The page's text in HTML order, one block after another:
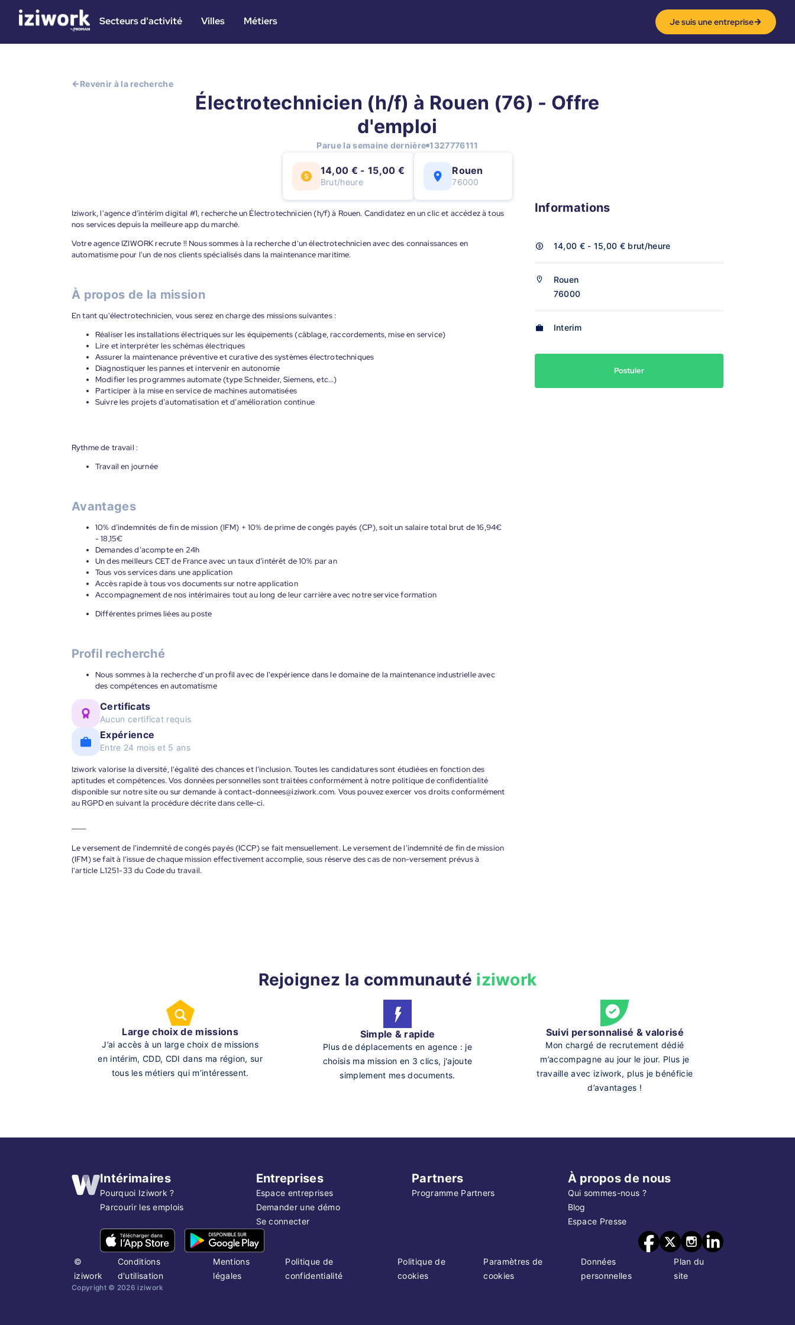
Secteurs d'activité Villes Métiers Je suis une entreprise
Revenir à la recherche
Électrotechnicien (h/f) à Rouen (76) - Offre
d'emploi
Parue la semaine dernière 1327776111
14,00 € - 15,00 €
Brut/heure
Rouen
76000
Iziwork, l'agence d’intérim digital #1, recherche un Électrotechnicien (h/f) à Rouen. Candidatez en un clic et accédez à tous
nos services depuis la meilleure app du marché.
Votre agence IZIWORK recrute !! Nous sommes à la recherche d'un électrotechnicien avec des connaissances en
automatisme pour l'un de nos clients spécialisés dans la maintenance maritime.
À propos de la mission
En tant qu'électrotechnicien, vous serez en charge des missions suivantes :
Réaliser les installations électriques sur les équipements (câblage, raccordements, mise en service)
Lire et interpréter les schémas électriques
Assurer la maintenance préventive et curative des systèmes électrotechniques
Diagnostiquer les pannes et intervenir en autonomie
Modifier les programmes automate (type Schneider, Siemens, etc...)
Participer à la mise en service de machines automatisées
Suivre les projets d’automatisation et d’amélioration continue
Rythme de travail :
Travail en journée
Avantages
10% d’indemnités de fin de mission (IFM) + 10% de prime de congés payés (CP), soit un salaire total brut de 16,94€
- 18,15€
Demandes d’acompte en 24h
Un des meilleurs CET de France avec un taux d’intérêt de 10% par an
Tous vos services dans une application
Accès rapide à tous vos documents sur notre application
Accompagnement de nos intérimaires tout au long de leur carrière avec notre service formation
Différentes primes liées au poste
Profil recherché
Nous sommes à la recherche d'un profil avec de l'expérience dans le domaine de la maintenance industrielle avec
des compétences en automatisme
Certificats
Aucun certificat requis
Expérience
Entre 24 mois et 5 ans
Iziwork valorise la diversité, l'égalité des chances et l'inclusion. Toutes les candidatures sont étudiées en fonction des
aptitudes et compétences. Vos données personnelles sont traitées conformément à notre politique de confidentialité
disponible sur notre site ou sur demande à contact-donnees@iziwork.com. Vous pouvez exercer vos droits conformément
au RGPD en suivant la procédure décrite dans celle-ci.
Le versement de l'indemnité de congés payés (ICCP) se fait mensuellement. Le versement de l'indemnité de fin de mission
(IFM) se fait à l'issue de chaque mission effectivement accomplie, sous réserve des cas de non-versement prévus à
l'article L1251-33 du Code du travail.
Informations
14,00 € - 15,00 € brut/heure
Rouen
76000
Interim
Postuler
Rejoignez la communauté iziwork
Large choix de missions
J’ai accès à un large choix de missions
en intérim, CDD, CDI dans ma région, sur
tous les métiers qui m’intéressent.
Simple & rapide
Plus de déplacements en agence : je
choisis ma mission en 3 clics, j'ajoute
simplement mes documents.
Suivi personnalisé & valorisé
Mon chargé de recrutement dédié
m’accompagne au jour le jour. Plus je
travaille avec iziwork, plus je bénéficie
d’avantages !
Intérimaires
Pourquoi Iziwork ?
Parcourir les emplois
Entreprises
Espace entreprises
Demander une démo
Se connecter
Partners
Programme Partners
À propos de nous
Qui sommes-nous ?
Blog
Espace Presse
©
iziwork
Conditions
d'utilisation
Mentions
légales
Politique de
confidentialité
Politique de
cookies
Paramètres de
cookies
Données
personnelles
Plan du
site
Copyright © 2026 iziwork